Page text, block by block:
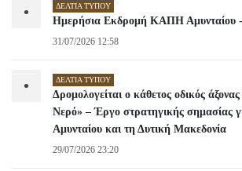
• ΔΕΛΤΊΑ ΤΎΠΟΥ
Ημερήσια Εκδρομή ΚΑΠΗ Αμυνταίου
31/07/2026 12:58
• ΔΕΛΤΊΑ ΤΎΠΟΥ
Δρομολογείται ο κάθετος οδικός
Νερό» – Έργο στρατηγικής σημασίας
Αμυνταίου και τη Δυτική Μακεδονία
29/07/2026 23:20